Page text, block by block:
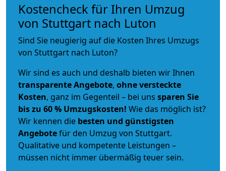
Kostencheck für Ihren Umzug
von Stuttgart nach Luton
Sind Sie neugierig auf die Kosten Ihres Umzugs
von Stuttgart nach Luton?
Wir sind es auch und deshalb bieten wir Ihnen
transparente Angebote, ohne versteckte
Kosten, ganz im Gegenteil – bei uns sparen Sie
bis zu 60 % Umzugskosten! Wie das möglich ist?
Wir kennen die besten und günstigsten
Angebotefür den Umzug von Stuttgart.
Qualitative und kompetente Leistungen –
müssen nicht immer übermäßig teuer sein.